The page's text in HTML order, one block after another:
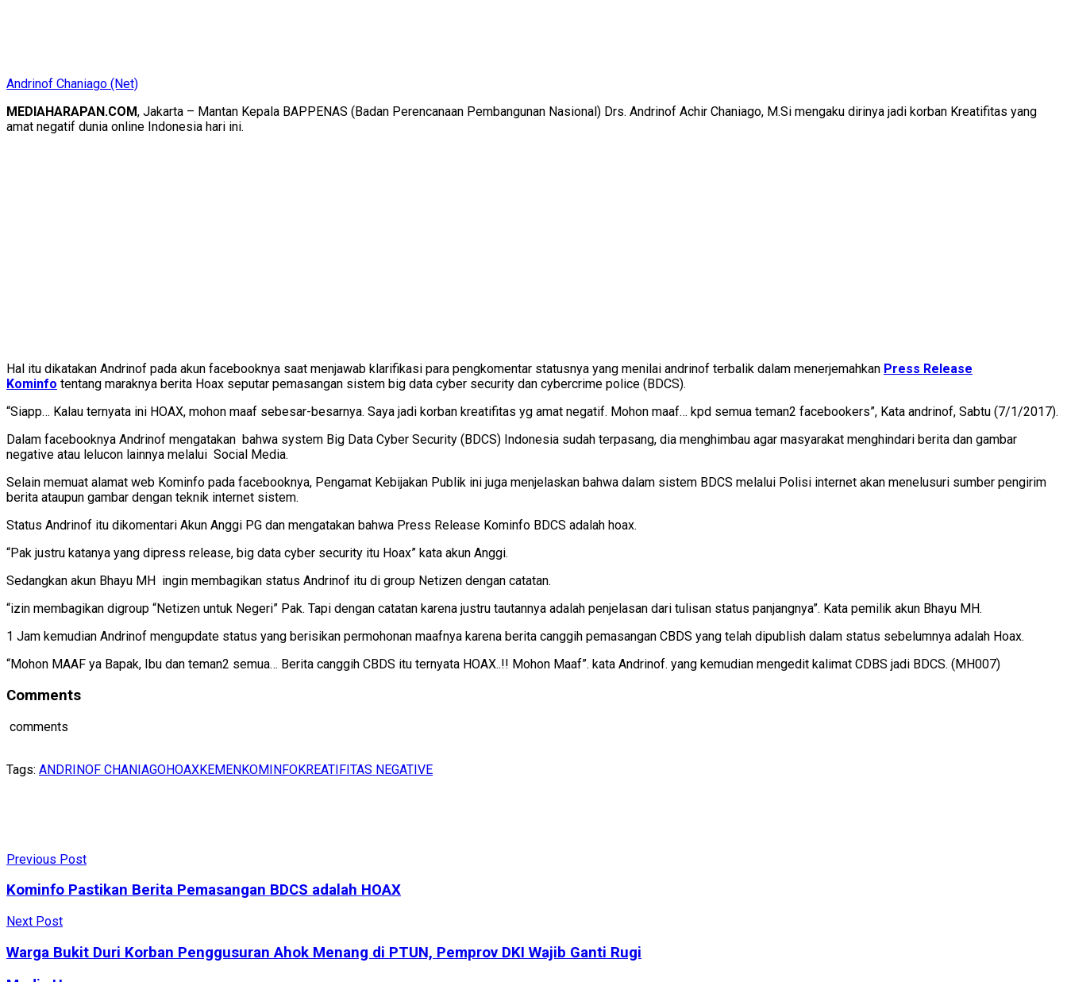
Andrinof Chaniago (Net)
MEDIAHARAPAN.COM, Jakarta – Mantan Kepala BAPPENAS (Badan Perencanaan Pembangunan Nasional) Drs. Andrinof Achir Chaniago, M.Si mengaku dirinya jadi korban Kreatifitas yang
amat negatif dunia online Indonesia hari ini.
Hal itu dikatakan Andrinof pada akun facebooknya saat menjawab klarifikasi para pengkomentar statusnya yang menilai andrinof terbalik dalam menerjemahkan Press Release
Kominfo tentang maraknya berita Hoax seputar pemasangan sistem big data cyber security dan cybercrime police (BDCS).
“Siapp… Kalau ternyata ini HOAX, mohon maaf sebesar-besarnya. Saya jadi korban kreatifitas yg amat negatif. Mohon maaf… kpd semua teman2 facebookers”, Kata andrinof, Sabtu (7/1/2017).
Dalam facebooknya Andrinof mengatakan bahwa system Big Data Cyber Security (BDCS) Indonesia sudah terpasang, dia menghimbau agar masyarakat menghindari berita dan gambar
negative atau lelucon lainnya melalui Social Media.
Selain memuat alamat web Kominfo pada facebooknya, Pengamat Kebijakan Publik ini juga menjelaskan bahwa dalam sistem BDCS melalui Polisi internet akan menelusuri sumber pengirim
berita ataupun gambar dengan teknik internet sistem.
Status Andrinof itu dikomentari Akun Anggi PG dan mengatakan bahwa Press Release Kominfo BDCS adalah hoax.
“Pak justru katanya yang dipress release, big data cyber security itu Hoax” kata akun Anggi.
Sedangkan akun Bhayu MH ingin membagikan status Andrinof itu di group Netizen dengan catatan.
“izin membagikan digroup “Netizen untuk Negeri” Pak. Tapi dengan catatan karena justru tautannya adalah penjelasan dari tulisan status panjangnya”. Kata pemilik akun Bhayu MH.
1 Jam kemudian Andrinof mengupdate status yang berisikan permohonan maafnya karena berita canggih pemasangan CBDS yang telah dipublish dalam status sebelumnya adalah Hoax.
“Mohon MAAF ya Bapak, Ibu dan teman2 semua… Berita canggih CBDS itu ternyata HOAX..!! Mohon Maaf”. kata Andrinof. yang kemudian mengedit kalimat CDBS jadi BDCS. (MH007)
Comments
comments
Tags: ANDRINOF CHANIAGOHOAXKEMENKOMINFOKREATIFITAS NEGATIVE
Previous Post
Kominfo Pastikan Berita Pemasangan BDCS adalah HOAX
Next Post
Warga Bukit Duri Korban Penggusuran Ahok Menang di PTUN, Pemprov DKI Wajib Ganti Rugi